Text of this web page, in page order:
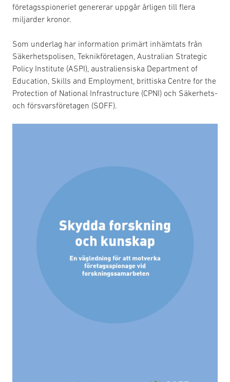
företagsspioneriet genererar uppgår årligen till flera
miljarder kronor.
Som underlag har information primärt inhämtats från
Säkerhetspolisen, Teknikföretagen, Australian Strategic
Policy Institute (ASPI), australiensiska Department of
Education, Skills and Employment, brittiska Centre for the
Protection of National Infrastructure (CPNI) och Säkerhets-
och försvarsföretagen (SOFF).